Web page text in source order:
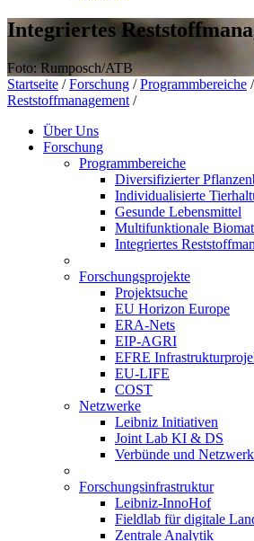
Integriertes
Foto: Rumposch/ATB
Startseite / Forschung / Programmbereiche /
Reststoffmanagement /
Über Uns
Forschung
Programmbereiche
Diversifizierter
Individualisierte
Gesunde Lebensmittel
Multifunktionale
Integriertes
Forschungsprojekte
Projektsuche
EU Horizon Europe
ERA-Nets
EIP-AGRI
EFRE
EU-LIFE
COST
Netzwerke
Leibniz Initiativen
Joint Lab KI & DS
Verbünde und
Forschungsinfrastruktur
Leibniz-InnoHof
Fieldlab für digitale
Zentrale Analytik